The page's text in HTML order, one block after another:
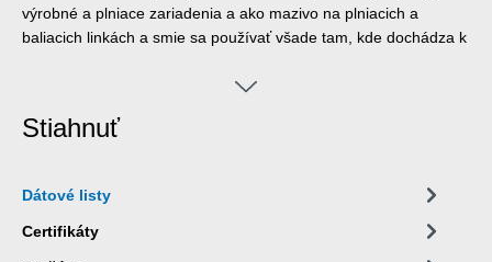
výrobné a plniace zariadenia a ako mazivo na plniacich a
baliacich linkách a smie sa používať všade tam, kde dochádza k
potravinami alebo ich obalom. Food Grade Lubricant bol
farmaceutickom a kozmetickom priemysle.
Stiahnuť
Dátové listy
Certifikáty